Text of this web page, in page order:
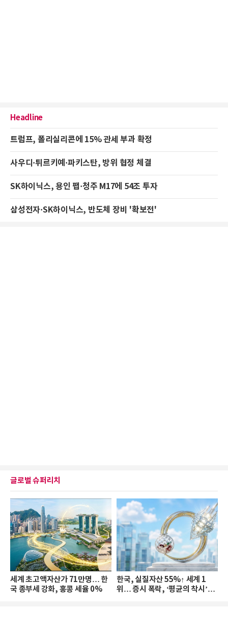
Headline
트럼프, 폴리실리콘에 15% 관세 부과 확정
사우디·튀르키예·파키스탄, 방위 협정 체결
SK하이닉스, 용인 팹·청주 M17에 54조 투자
삼성전자·SK하이닉스, 반도체 장비 '확보전'
글로벌 슈퍼리치
세계 초고액자산가 71만명… 한
국 종부세 강화, 홍콩 세율 0%
한국, 실질자산 55%↑ 세계 1
위… 증시 폭락, ‘평균의 착시’와